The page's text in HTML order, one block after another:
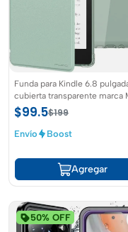
Funda para Kindle 6.8
cubierta transparente marca
$99.5$199
Envío Boost
Agregar
50% OFF